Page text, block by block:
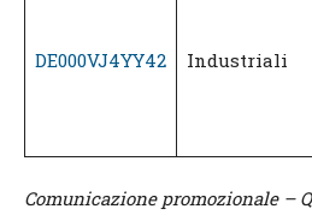
DE000VJ4YY42 Industriali
Comunicazione promozionale –